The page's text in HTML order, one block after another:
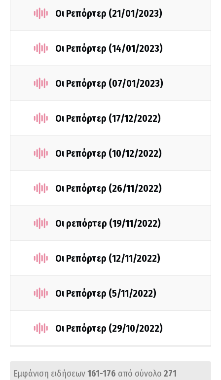
Οι Ρεπόρτερ (21/01/2023)
Οι Ρεπόρτερ (14/01/2023)
Οι Ρεπόρτερ (07/01/2023)
Οι Ρεπόρτερ (17/12/2022)
Οι Ρεπόρτερ (10/12/2022)
Οι Ρεπόρτερ (26/11/2022)
Οι ρεπόρτερ (19/11/2022)
Οι Ρεπόρτερ (12/11/2022)
Οι Ρεπόρτερ (5/11/2022)
Οι Ρεπόρτερ (29/10/2022)
Εμφάνιση ειδήσεων161-176 από σύνολο 271